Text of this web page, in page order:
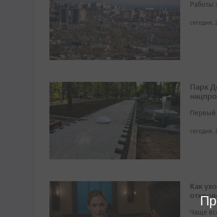
Работы
сегодня,
Парк
Первый
сегодня,
Как
Чаще